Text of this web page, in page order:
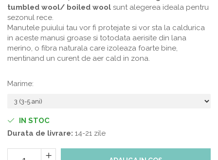
tumbled wool/ boiled wool sunt alegerea ideala pentru
sezonul rece.
Manutele puiului tau vor fi protejate si vor sta la caldurica
in aceste manusi groase si totodata aerisite din lana
merino, o fibra naturala care izoleaza foarte bine,
mentinand un curent de aer cald in zona.
Marime:
IN STOC
Durata de livrare: 14-21 zile